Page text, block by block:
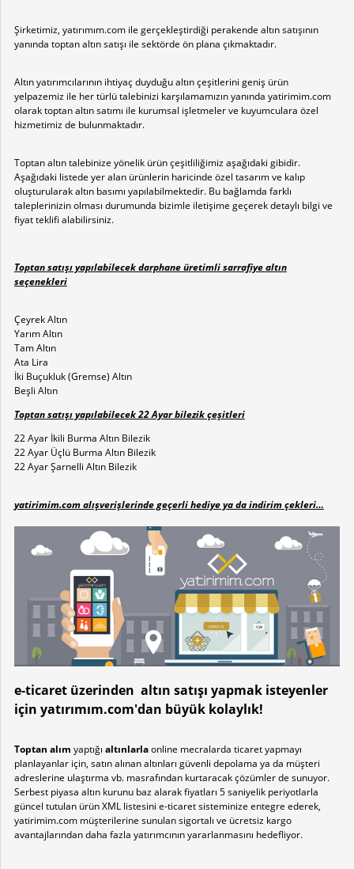
Şirketimiz, yatırımım.com ile gerçekleştirdiği perakende altın satışının
yanında toptan altın satışı ile sektörde ön plana çıkmaktadır.
Altın yatırımcılarının ihtiyaç duyduğu altın çeşitlerini geniş ürün
yelpazemiz ile her türlü talebinizi karşılamamızın yanında yatirimim.com
olarak toptan altın satımı ile kurumsal işletmeler ve kuyumculara özel
hizmetimiz de bulunmaktadır.
Toptan altın talebinize yönelik ürün çeşitliliğimiz aşağıdaki gibidir.
Aşağıdaki listede yer alan ürünlerin haricinde özel tasarım ve kalıp
oluşturularak altın basımı yapılabilmektedir. Bu bağlamda farklı
taleplerinizin olması durumunda bizimle iletişime geçerek detaylı bilgi ve
fiyat teklifi alabilirsiniz.
Toptan satışı yapılabilecek darphane üretimli sarrafiye altın
seçenekleri
Çeyrek Altın
Yarım Altın
Tam Altın
Ata Lira
İki Buçukluk (Gremse) Altın
Beşli Altın
Toptan satışı yapılabilecek 22 Ayar bilezik çeşitleri
22 Ayar İkili Burma Altın Bilezik
22 Ayar Üçlü Burma Altın Bilezik
22 Ayar Şarnelli Altın Bilezik
yatirimim.com alışverişlerinde geçerli hediye ya da indirim çekleri…
e-ticaret üzerinden altın satışı yapmak isteyenler
için yatırımım.com'dan büyük kolaylık!
Toptan alım yaptığı altınlarlaonline mecralarda ticaret yapmayı
planlayanlar için, satın alınan altınları güvenli depolama ya da müşteri
adreslerine ulaştırma vb. masrafından kurtaracak çözümler de sunuyor.
Serbest piyasa altın kurunu baz alarak fiyatları 5 saniyelik periyotlarla
güncel tutulan ürün XML listesini e-ticaret sisteminize entegre ederek,
yatirimim.com müşterilerine sunulan sigortalı ve ücretsiz kargo
avantajlarından daha fazla yatırımcının yararlanmasını hedefliyor.